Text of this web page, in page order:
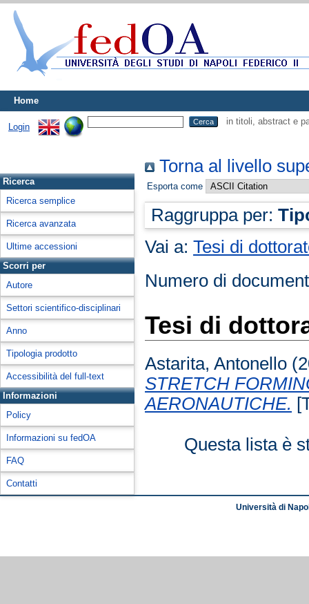
Home
Login
in titoli, abstract e
Ricerca
Ricerca semplice
Ricerca avanzata
Ultime accessioni
Scorri per
Autore
Settori scientifico-disciplinari
Anno
Tipologia prodotto
Accessibilità del full-text
Informazioni
Policy
Informazioni su fedOA
FAQ
Contatti
Torna al livello
Esporta come
Raggruppa per:
Vai a:Tesi di
Numero di
Tesi di
Astarita, Antonello
STRETCH
AERONAUTICHE.
Questa lista è
Università di